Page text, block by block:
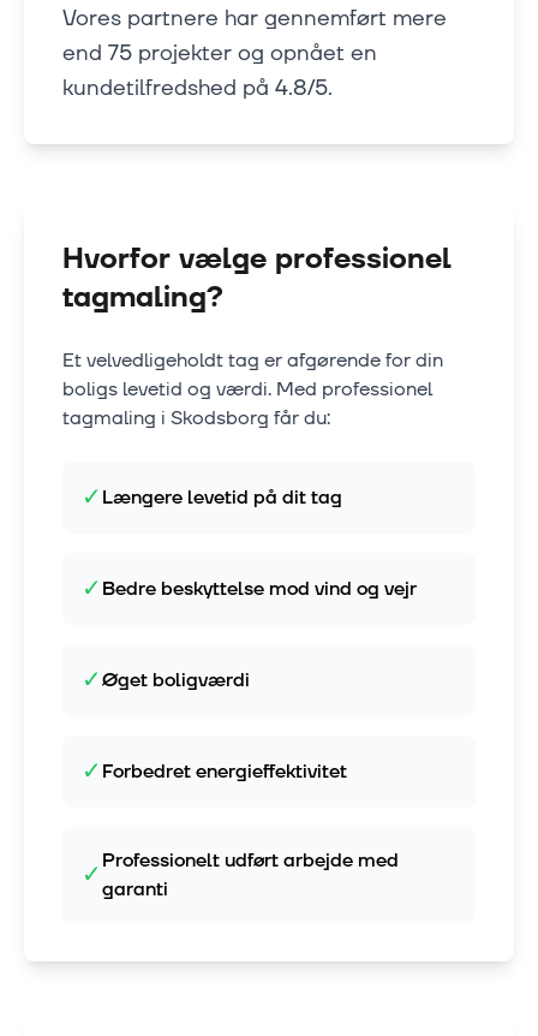
Vores partnere har gennemført mere
end 75 projekter og opnået en
kundetilfredshed på 4.8/5.
Hvorfor vælge professionel
tagmaling?
Et velvedligeholdt tag er afgørende for din
boligs levetid og værdi. Med professionel
tagmaling i Skodsborg får du:
✓Længere levetid på dit tag
✓Bedre beskyttelse mod vind og vejr
✓Øget boligværdi
✓Forbedret energieffektivitet
✓Professionelt udført arbejde med
garanti